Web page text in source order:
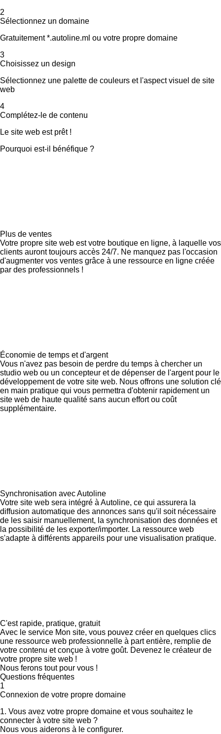
2
Sélectionnez un domaine
Gratuitement *.autoline.ml ou votre propre domaine
3
Choisissez un design
Sélectionnez une palette de couleurs et l'aspect visuel de site
web
4
Complétez-le de contenu
Le site web est prêt !
Pourquoi est-il bénéfique ?
Plus de ventes
Votre propre site web est votre boutique en ligne, à laquelle vos
clients auront toujours accès 24/7. Ne manquez pas l'occasion
d'augmenter vos ventes grâce à une ressource en ligne créée
par des professionnels !
Économie de temps et d'argent
Vous n'avez pas besoin de perdre du temps à chercher un
studio web ou un concepteur et de dépenser de l'argent pour le
développement de votre site web. Nous offrons une solution clé
en main pratique qui vous permettra d'obtenir rapidement un
site web de haute qualité sans aucun effort ou coût
supplémentaire.
Synchronisation avec Autoline
Votre site web sera intégré à Autoline, ce qui assurera la
diffusion automatique des annonces sans qu'il soit nécessaire
de les saisir manuellement, la synchronisation des données et
la possibilité de les exporter/importer. La ressource web
s'adapte à différents appareils pour une visualisation pratique.
C'est rapide, pratique, gratuit
Avec le service Mon site, vous pouvez créer en quelques clics
une ressource web professionnelle à part entière, remplie de
votre contenu et conçue à votre goût. Devenez le créateur de
votre propre site web !
Nous ferons tout pour vous !
Questions fréquentes
1
Connexion de votre propre domaine
1. Vous avez votre propre domaine et vous souhaitez le
connecter à votre site web ?
Nous vous aiderons à le configurer.